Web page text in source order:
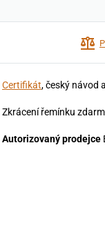
Certifikát, český návod
Zkrácení řemínku
Autorizovaný prodejce